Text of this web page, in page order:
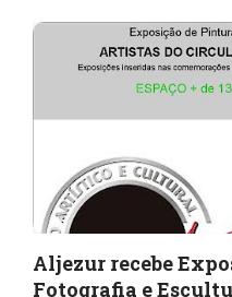
Aljezur recebe
Fotografia e